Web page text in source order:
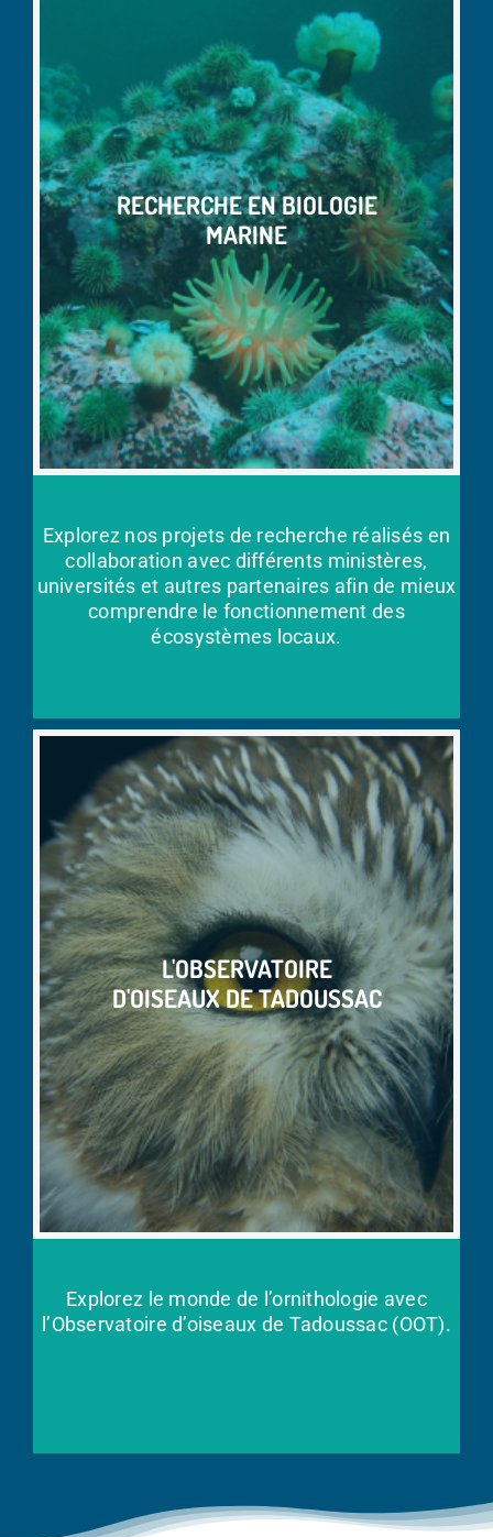
RECHERCHE EN BIOLOGIE
MARINE
Explorez nos projets de recherche réalisés en
collaboration avec différents ministères,
universités et autres partenaires afin de mieux
comprendre le fonctionnement des
écosystèmes locaux.
L'OBSERVATOIRE
D'OISEAUX DE TADOUSSAC
Explorez le monde de l’ornithologie avec
l’Observatoire d’oiseaux de Tadoussac (OOT).